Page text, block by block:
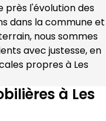
près l'évolution des
dans la commune et
nous sommes
avec justesse, en
propres à Les
à Les